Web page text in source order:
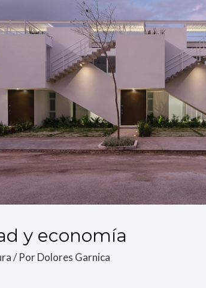
y economía
/ PorDolores Garnica